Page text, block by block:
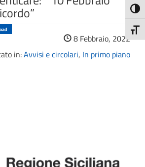
8 Febbraio, 2022
in:Avvisi e circolari, In primo piano